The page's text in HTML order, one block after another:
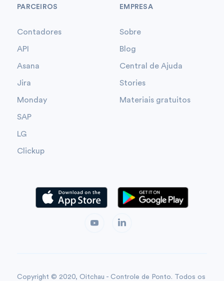
PARCEIROS
Contadores
API
Asana
Jira
Monday
SAP
LG
Clickup
EMPRESA
Sobre
Blog
Central de Ajuda
Stories
Materiais gratuitos
Copyright © 2020, Oitchau - Controle de Ponto. Todos os